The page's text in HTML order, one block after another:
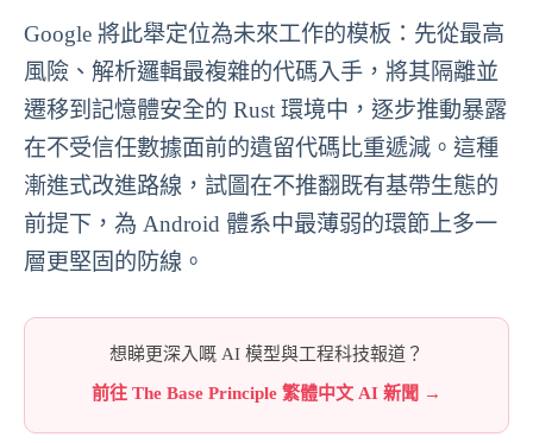
Google 將此舉定位為未來工作的模板：先從最高
風險、解析邏輯最複雜的代碼入手，將其隔離並
遷移到記憶體安全的 Rust 環境中，逐步推動暴露
在不受信任數據面前的遺留代碼比重遞減。這種
漸進式改進路線，試圖在不推翻既有基帶生態的
前提下，為 Android 體系中最薄弱的環節上多一
層更堅固的防線。
想睇更深入嘅 AI 模型與工程科技報道？
前往 The Base Principle 繁體中文 AI 新聞 →